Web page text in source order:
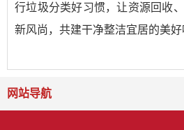
行垃圾分类好习惯，让资源回收
新风尚，共建干净整洁宜居的美好
网站导航